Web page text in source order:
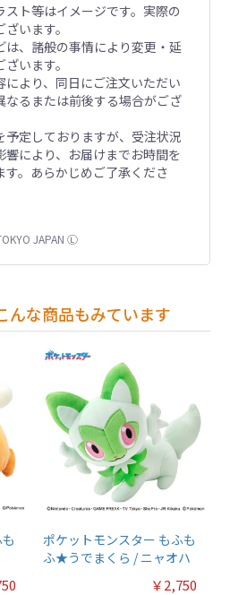
ト等はイメージです。実際の
います。
、諸般の事情により変更・延
います。
より、同日にご注文いただい
なるまたは前後する場合がござ
定しておりますが、受注状況
響により、お届けまでお時間を
。あらかじめご了承くださ
JAPAN Ⓛ
んな商品もみています
ポケットモンスター もふも
ふ★うでまくら / ニャオハ
￥2,750